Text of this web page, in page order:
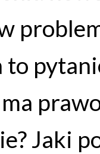
to
ma
Jaki